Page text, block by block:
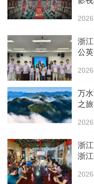
浙
公
万
之
浙
浙